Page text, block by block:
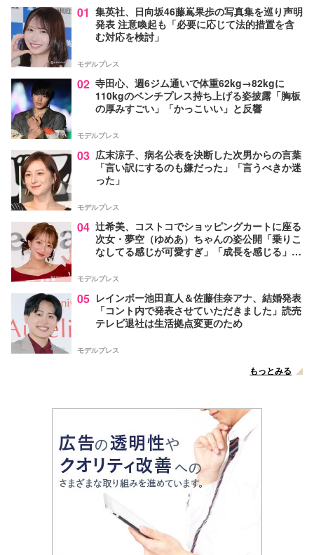
01 集英社、日向坂46藤嶌果歩の写真集を巡り声明
発表 注意喚起も「必要に応じて法的措置を含
む対応を検討」
モデルプレス
02 寺田心、週6ジム通いで体重62kg→82kgに
110kgのベンチプレス持ち上げる姿披露「胸板
の厚みすごい」「かっこいい」と反響
モデルプレス
03 広末涼子、病名公表を決断した次男からの言葉
「言い訳にするのも嫌だった」「言うべきか迷
った」
モデルプレス
04 辻希美、コストコでショッピングカートに座る
次女・夢空（ゆめあ）ちゃんの姿公開「乗りこ
なしてる感じが可愛すぎ」「成長を感じる」の
モデルプレス
05 レインボー池田直人＆佐藤佳奈アナ、結婚発表
「コント内で発表させていただきました」読売
テレビ退社は生活拠点変更のため
モデルプレス
もっとみる